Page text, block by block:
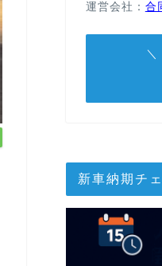
運営会社： 合
新車納期チ